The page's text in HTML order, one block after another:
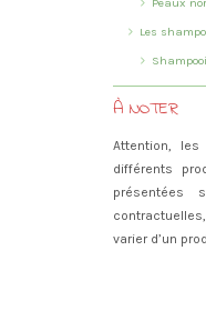
Les
À NOTER
Attention,
différents
varier d’un